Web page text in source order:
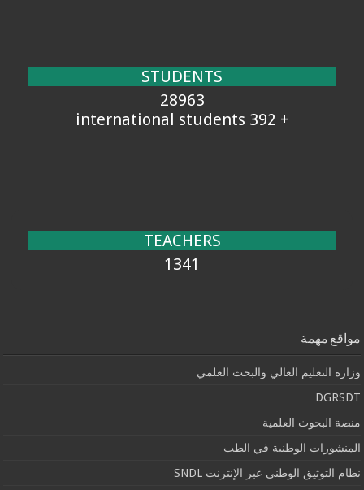
STUDENTS
28963
+ 392 international students
TEACHERS
1341
مواقع مهمة
وزارة التعليم العالي والبحث العلمي
DGRSDT
منصة البحوث العلمية
المنشورات الوطنية في الطب
نظام التوثيق الوطني عبر الإنترنت SNDL